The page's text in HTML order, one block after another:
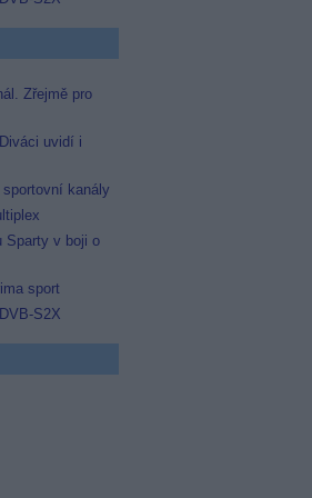
Zřejmě pro
uvidí i
sportovní kanály
Sparty v boji o
sport
S2X